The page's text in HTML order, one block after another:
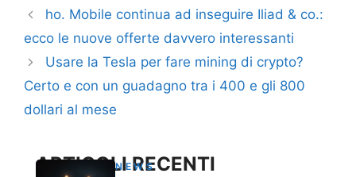
ho. Mobile continua ad inseguire Iliad & co.:
ecco le nuove offerte davvero interessanti
Usare la Tesla per fare mining di crypto?
Certo e con un guadagno tra i 400 e gli 800
dollari al mese
ARTICOLI RECENTI
NEWS